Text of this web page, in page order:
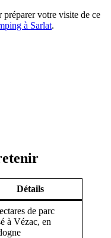
votre visite de ce
à Sarlat.
Détails
de parc
à Vézac, en